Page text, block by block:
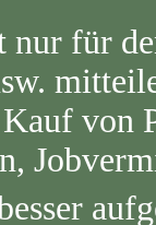
für
von